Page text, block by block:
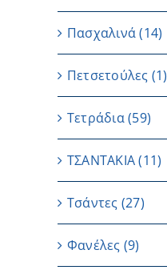
Πασχαλινά (14)
Πετσετούλες (1)
Τετράδια(59)
ΤΣΑΝΤΑΚΙΑ (11)
Τσάντες (27)
Φανέλες (9)